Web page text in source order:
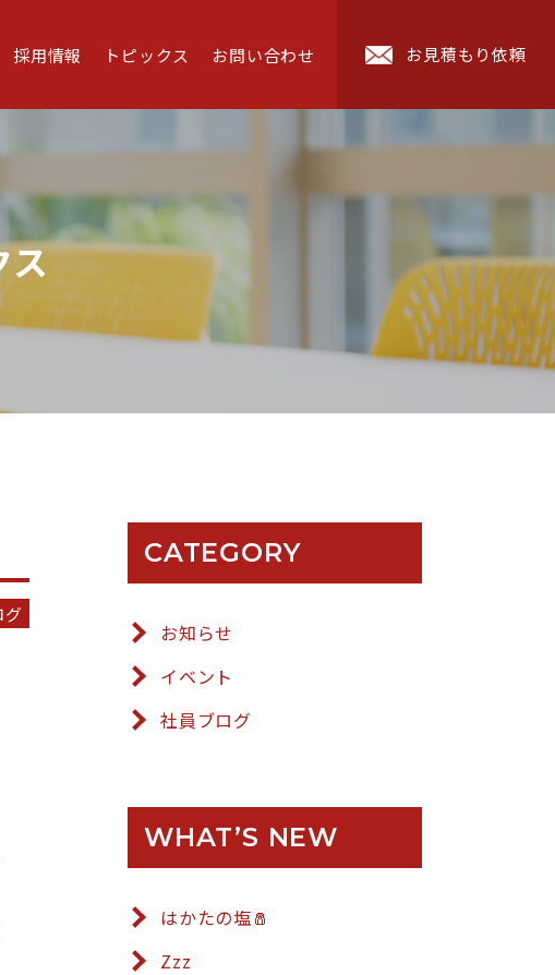
採用情報 トピックス お問い合わせ お見積もり依頼
ス
グ
CATEGORY
お知らせ
イベント
社員ブログ
WHAT’S NEW
はかたの塩🧂
Zzz